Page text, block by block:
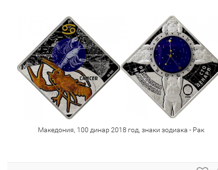
Македония, 100 динар 2018 год, знаки зодиака - Рак